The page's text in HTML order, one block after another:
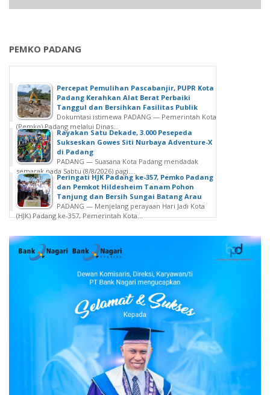
PEMKO PADANG
Percepat Pemulihan Pascabanjir, PUPR Kota
Padang Kerahkan Alat Berat Perbaiki
Tanggul dan Bersihkan Fasilitas Publik
Dokumtasi istimewa PADANG — Pemerintah Kota
(Pemko) Padang melalui Dinas...
Rayakan Satu Dekade, 3.000 Pesepeda
Sukseskan Gowes Siti Nurbaya Adventure-X
di Padang
PADANG — Suasana Kota Padang mendadak
semarak pada Sabtu (8/8/2026) pagi....
Peringati HJK Padang ke-357, Pemko Padang
dan Pemkot Hildesheim Tanam Pohon
Tanjung dan Bersih Sungai Batang Arau
PADANG — Menjelang perayaan Hari Jadi Kota
(HJK) Padang ke-357, Pemerintah Kota...